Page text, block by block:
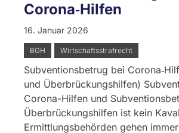
Corona‑Hilfen
16. Januar 2026
BGH Wirtschaftsstrafrecht
Subventionsbetrug bei
und Überbrückungshilfen)
Corona-Hilfen und
Überbrückungshilfen ist kein
Ermittlungsbehörden gehen